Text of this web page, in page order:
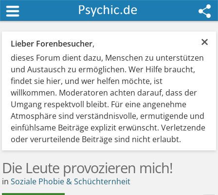
×
Lieber Forenbesucher,
dieses Forum dient dazu, Menschen zu unterstützen
und Austausch zu ermöglichen. Wer Hilfe braucht,
findet sie hier, und wer helfen möchte, ist
willkommen. Moderatoren achten darauf, dass der
Umgang respektvoll bleibt. Für eine angenehme
Atmosphäre sind verständnisvolle, ermutigende und
einfühlsame Beiträge explizit erwünscht. Verletzende
oder verurteilende Beiträge sind nicht erlaubt.
Die Leute provozieren mich!
inSoziale Phobie & Schüchternheit